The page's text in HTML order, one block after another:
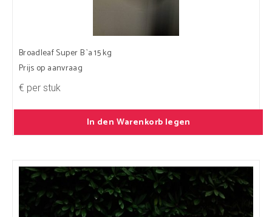
Broadleaf Super B `a 15 kg
Prijs op aanvraag
€ per stuk
In den Warenkorb legen